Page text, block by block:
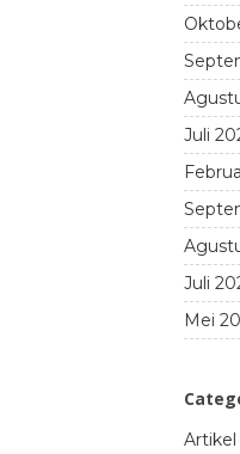
Juli
Juli
Mei
Artikel